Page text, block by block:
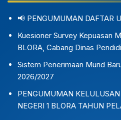
📢 PENGUMUMAN DAFTAR
Kuesioner Survey Kepuasan
BLORA, Cabang Dinas
Sistem Penerimaan Murid
2026/2027
PENGUMUMAN
NEGERI 1 BLORA TAHUN